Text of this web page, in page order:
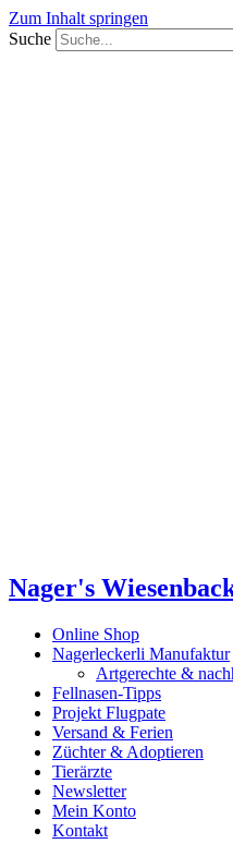
Zum Inhalt springen
Suche
Nager's
Online Shop
Nagerleckerli Manufaktur
Artgerechte &
Fellnasen-Tipps
Projekt Flugpate
Versand & Ferien
Züchter & Adoptieren
Tierärzte
Newsletter
Mein Konto
Kontakt